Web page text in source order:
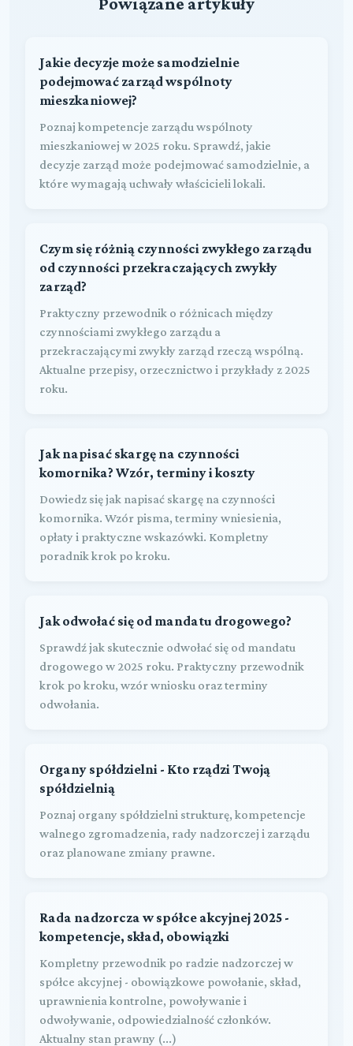
Jakie decyzje może samodzielnie
podejmować zarząd wspólnoty
mieszkaniowej?
Poznaj kompetencje zarządu wspólnoty
mieszkaniowej w 2025 roku. Sprawdź, jakie
decyzje zarząd może podejmować samodzielnie, a
które wymagają uchwały właścicieli lokali.
Czym się różnią czynności zwykłego zarządu
od czynności przekraczających zwykły
zarząd?
Praktyczny przewodnik o różnicach między
czynnościami zwykłego zarządu a
przekraczającymi zwykły zarząd rzeczą wspólną.
Aktualne przepisy, orzecznictwo i przykłady z 2025
roku.
Jak napisać skargę na czynności
komornika? Wzór, terminy i koszty
Dowiedz się jak napisać skargę na czynności
komornika. Wzór pisma, terminy wniesienia,
opłaty i praktyczne wskazówki. Kompletny
poradnik krok po kroku.
Jak odwołać się od mandatu drogowego?
Sprawdź jak skutecznie odwołać się od mandatu
drogowego w 2025 roku. Praktyczny przewodnik
krok po kroku, wzór wniosku oraz terminy
odwołania.
Organy spółdzielni - Kto rządzi Twoją
spółdzielnią
Poznaj organy spółdzielni strukturę, kompetencje
walnego zgromadzenia, rady nadzorczej i zarządu
oraz planowane zmiany prawne.
Rada nadzorcza w spółce akcyjnej 2025 -
kompetencje, skład, obowiązki
Kompletny przewodnik po radzie nadzorczej w
spółce akcyjnej - obowiązkowe powołanie, skład,
uprawnienia kontrolne, powoływanie i
odwoływanie, odpowiedzialność członków.
Aktualny stan prawny (...)